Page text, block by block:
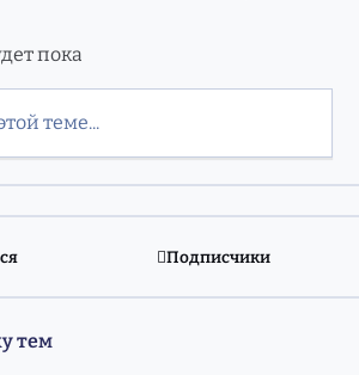
теме...
Подписчики
тем